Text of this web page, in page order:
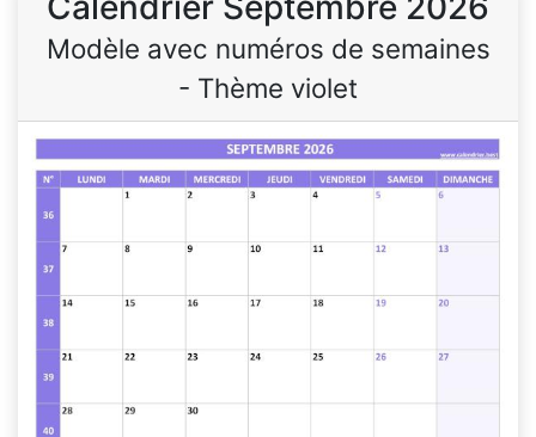
Modèle avec numéros de semaines
- Thème violet